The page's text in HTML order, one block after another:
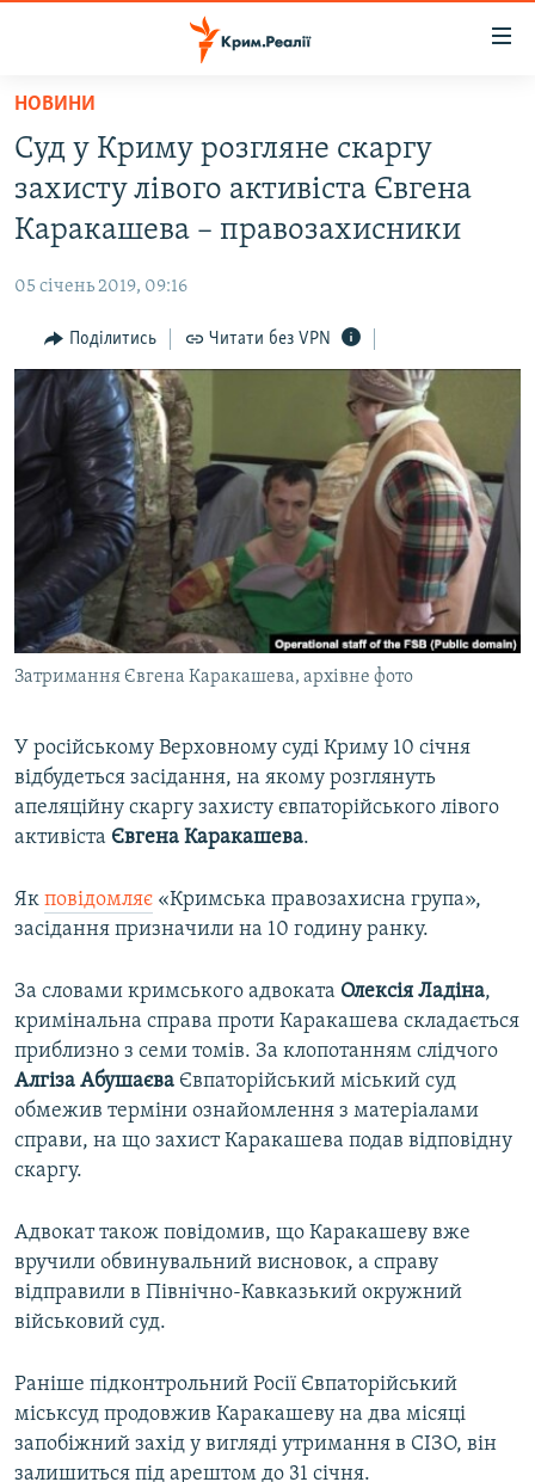
Перейти
основного
матеріалу
Перейти
до
основної
Перейти
до
пошуку
ВОДА.КРИМ
ВІДЕО ТА ФОТО
БЛОГИ
ПОГЛЯД
ІНТЕРВ'Ю
ВСЕ ЗА ДЕНЬ
СПЕЦПРОЕКТИ
ДЕПОРТАЦІЯ
ВІДЕОУРОКИ «ELIFBE»
СВІДЧЕННЯ ОКУПАЦІЇ
УКРАЇНСЬКА ПРОБЛЕМА КРИМУ
ІНФОГРАФІКА
ЯК ОБІЙТИ БЛОКУВАННЯ
Русский
Qırımtatar
ДОЛУЧАЙСЯ!
Усі сайти RFE/RL
НОВИНИ
Суд у Криму розгляне скаргу
захисту лівого активіста Євгена
Каракашева – правозахисники
05 січень 2019, 09:16
Поділитись Читати без VPN
Затримання Євгена Каракашева, архівне фото
У російському Верховному суді Криму 10 січня
відбудеться засідання, на якому розглянуть
апеляційну скаргу захисту євпаторійського лівого
активіста Євгена Каракашева.
Як повідомляє «Кримська правозахисна група»,
засідання призначили на 10 годину ранку.
За словами кримського адвоката Олексія Ладіна,
кримінальна справа проти Каракашева складається
приблизно з семи томів. За клопотанням слідчого
Алгіза Абушаєва Євпаторійський міський суд
обмежив терміни ознайомлення з матеріалами
справи, на що захист Каракашева подав відповідну
скаргу.
Адвокат також повідомив, що Каракашеву вже
вручили обвинувальний висновок, а справу
відправили в Північно-Кавказький окружний
військовий суд.
Раніше підконтрольний Росії Євпаторійський
міськсуд продовжив Каракашеву на два місяці
запобіжний захід у вигляді утримання в СІЗО, він
залишиться під арештом до 31 січня.